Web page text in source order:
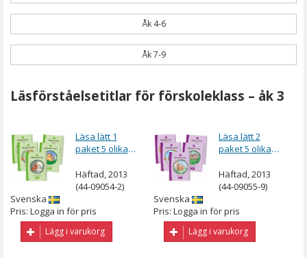
Åk 4-6
Åk 7-9
Läsförståelsetitlar för förskoleklass – åk 3
Läsa lätt 1
paket 5 olika
Häftad, 2013
(44-09054-2)
Svenska
Pris: Logga in för pris
Lägg i varukorg
Läsa lätt 2
paket 5 olika
Häftad, 2013
(44-09055-9)
Svenska
Pris: Logga in för pris
Lägg i varukorg